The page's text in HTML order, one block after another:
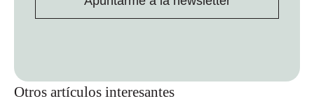
Otros artículos interesantes